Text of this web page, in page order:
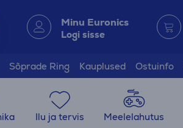
Minu Euronics
Logi sisse
Sõprade Ring Kauplused Ostuinfo
Ilu ja tervis Meelelahutus